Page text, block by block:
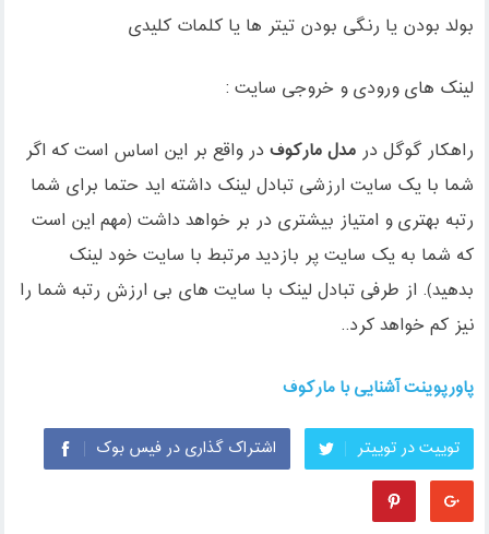
بولد بودن یا رنگی بودن تیتر ها یا کلمات کلیدی
لینک های ورودی و خروجی سایت :
راهکار گوگل درمدل مارکوف در واقع بر این اساس است که اگر
شما با یک سایت ارزشی تبادل لینک داشته اید حتما برای شما
رتبه بهتری و امتیاز بیشتری در بر خواهد داشت (مهم این است
که شما به یک سایت پر بازدید مرتبط با سایت خود لینک
بدهید). از طرفی تبادل لینک با سایت های بی ارزش رتبه شما را
نیز کم خواهد کرد..
پاورپوینت آشنایی با مارکوف
توییت در توییتر اشتراک گذاری در فیس بوک